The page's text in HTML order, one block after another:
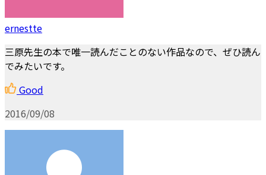
ernestte
三原先生の本で唯一読んだことのない作品なので、ぜひ読ん
でみたいです。
Good
2016/09/08